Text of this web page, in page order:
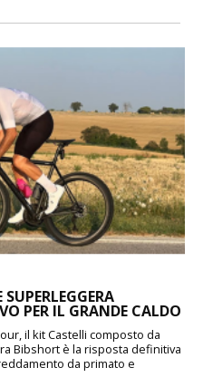
PER IL GRANDE CALDO
il kit Castelli composto da
Bibshort è la risposta definitiva
da primato e